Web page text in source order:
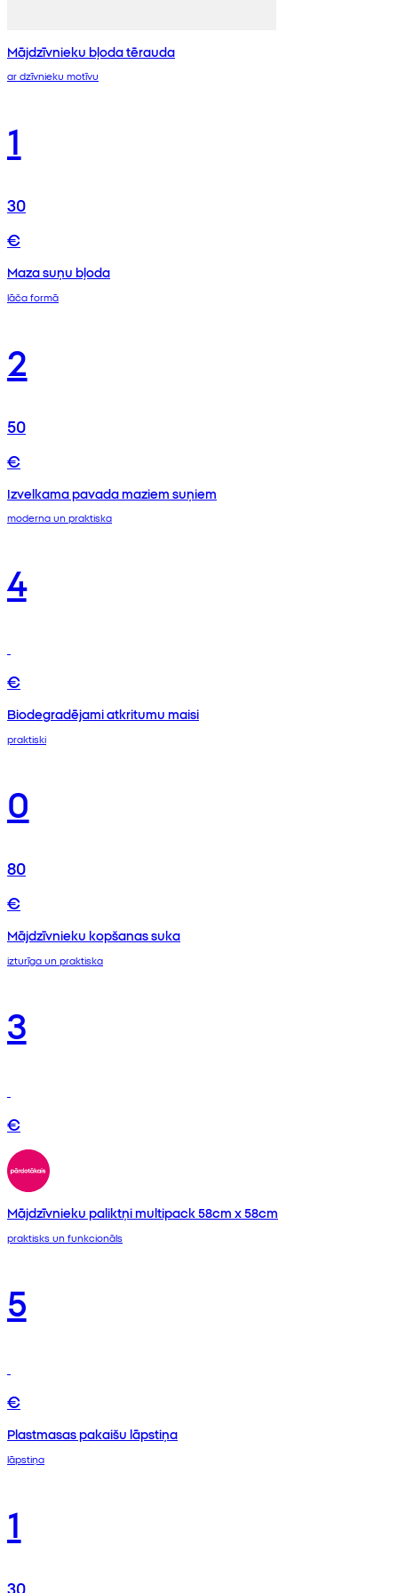
Mājdzīvnieku bļoda tērauda
ar dzīvnieku motīvu
1
30
€
Maza suņu bļoda
lāča formā
2
50
€
Izvelkama pavada maziem suņiem
moderna un praktiska
4
€
Biodegradējami atkritumu maisi
praktiski
0
80
€
Mājdzīvnieku kopšanas suka
izturīga un praktiska
3
€
Mājdzīvnieku paliktņi multipack 58cm x 58cm
praktisks un funkcionāls
5
€
Plastmasas pakaišu lāpstiņa
lāpstiņa
1
30